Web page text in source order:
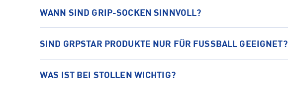
WANN SIND GRIP-SOCKEN SINNVOLL?
SIND GRPSTAR PRODUKTE NUR FÜR FUSSBALL GEEIGNET?
WAS IST BEI STOLLEN WICHTIG?